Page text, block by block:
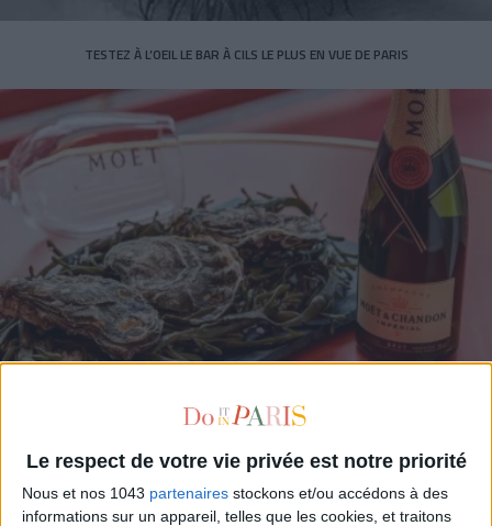
Le respect de votre vie privée est notre priorité
Nous et nos 1043 partenaires stockons et/ou accédons à des
informations sur un appareil, telles que les cookies, et traitons
TESTEZ À L’OEIL LE BAR À CILS LE PLUS EN VUE DE PARIS
APÉRO GLAM’ : HUÎTRES ET CHAMPAGNE À 15 €